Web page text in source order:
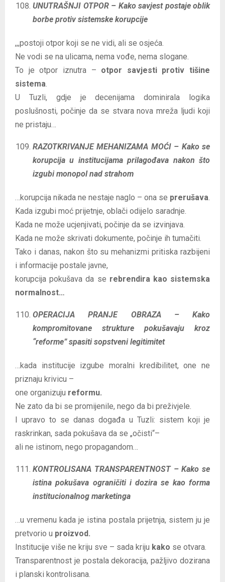
UNUTRAŠNJI OTPOR – Kako savjest postaje oblik
borbe protiv sistemske korupcije
,,,postoji otpor koji se ne vidi, ali se osjeća.
Ne vodi se na ulicama, nema vođe, nema slogane.
To je otpor iznutra – otpor savjesti protiv tišine
sistema
U Tuzli, gdje je decenijama dominirala logika
poslušnosti, počinje da se stvara nova mreža ljudi koji
ne pristaju…
RAZOTKRIVANJE MEHANIZAMA MOĆI – Kako se
korupcija u institucijama prilagođava nakon što
izgubi monopol nad strahom
…korupcija nikada ne nestaje naglo – ona se prerušava
Kada izgubi moć prijetnje, oblači odijelo saradnje.
Kada ne može ucjenjivati, počinje da se izvinjava.
Kada ne može skrivati dokumente, počinje ih tumačiti.
Tako i danas, nakon što su mehanizmi pritiska razbijeni
i informacije postale javne,
korupcija pokušava da se rebrendira kao sistemska
normalnost…
OPERACIJA PRANJE OBRAZA – Kako
kompromitovane strukture pokušavaju kroz
“reforme” spasiti sopstveni legitimitet
…kada institucije izgube moralni kredibilitet, one ne
priznaju krivicu –
one organizuju reformu.
Ne zato da bi se promijenile, nego da bi preživjele.
I upravo to se danas događa u Tuzli: sistem koji je
raskrinkan, sada pokušava da se „očisti“–
ali ne istinom, nego propagandom…
KONTROLISANA TRANSPARENTNOST – Kako se
istina pokušava ograničiti i dozira se kao forma
institucionalnog marketinga
…u vremenu kada je istina postala prijetnja, sistem ju je
pretvorio u proizvod.
Institucije više ne kriju sve – sada kriju kako se otvara.
Transparentnost je postala dekoracija, pažljivo dozirana
i planski kontrolisana.